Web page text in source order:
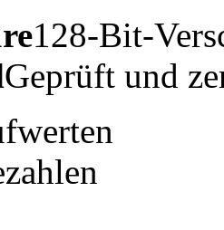
128-Bit-
Geprüft und